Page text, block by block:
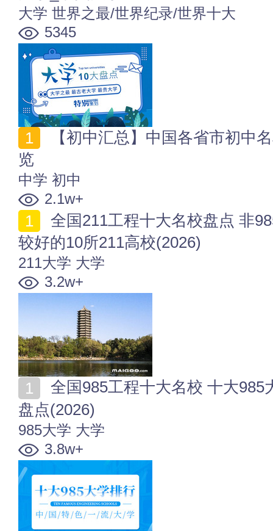
大学 世界之最/世界纪录/世界十大
5345
览
中学 初中
2.1w+
较好的10所211高校(2026)
211大学 大学
3.2w+
盘点(2026)
985大学 大学
3.8w+